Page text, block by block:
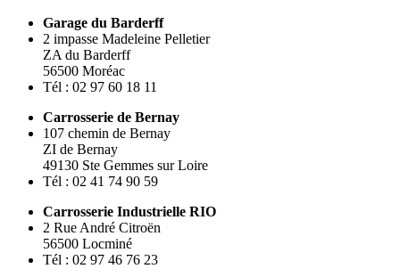
Garage du Barderff
2 impasse Madeleine Pelletier
ZA du Barderff
56500 Moréac
Tél : 02 97 60 18 11
Carrosserie de Bernay
107 chemin de Bernay
ZI de Bernay
49130 Ste Gemmes sur Loire
Tél : 02 41 74 90 59
Carrosserie Industrielle RIO
2 Rue André Citroën
56500 Locminé
Tél : 02 97 46 76 23